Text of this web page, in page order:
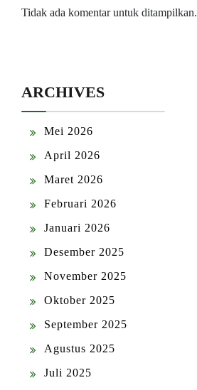
Tidak ada komentar untuk ditampilkan.
ARCHIVES
Mei 2026
April 2026
Maret 2026
Februari 2026
Januari 2026
Desember 2025
November 2025
Oktober 2025
September 2025
Agustus 2025
Juli 2025